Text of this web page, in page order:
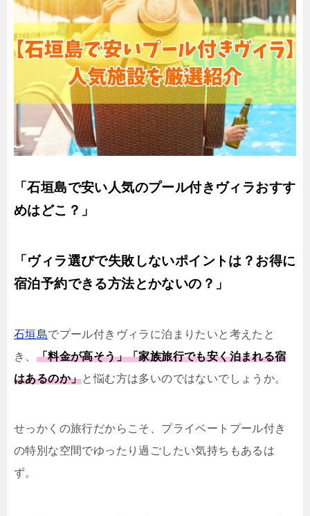
「石垣島で安い人気のプール付きヴィラおすす
めはどこ？」
「ヴィラ選びで失敗しないポイントは？お得に
宿泊予約できる方法とかないの？」
石垣島でプール付きヴィラに泊まりたいと考えたと
き、 「料金が高そう」「家族旅行でも安く泊まれる宿
はあるのか」と悩む方は多いのではないでしょうか。
せっかくの旅行だからこそ、プライベートプール付き
の特別な空間でゆったり過ごしたい気持ちもあるは
ず。